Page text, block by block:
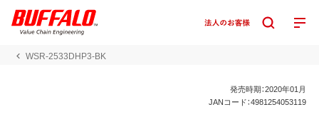
WSR-2533DHP3-BK
発売時期：2020年01月
JANコード：4981254053119